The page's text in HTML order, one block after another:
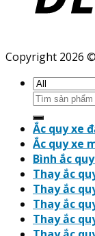
Copyright 2026 ©
Search
for:
Ắc quy xe
Ắc quy xe
Bình ắc
Thay ắc
Thay ắc
Thay ắc
Thay ắc